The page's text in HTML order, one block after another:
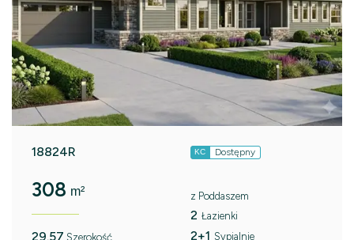
18824R KC Dostępny
308 m²
29.57 Szerokość
z Poddaszem
2 Łazienki
2+1 Sypialnie